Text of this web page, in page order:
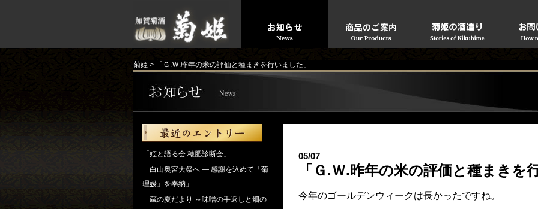
菊姫 > 「Ｇ.Ｗ.昨年の米の評価と種まきを行いました」
05/07
「Ｇ.Ｗ.昨年の米の評価と種まきを
今年のゴールデンウィークは長かったですね。
「姫と語る会 穂肥診断会」
「白山奥宮大祭へ ― 感謝を込めて「菊
理媛」を奉納」
「蔵の夏だより ～味噌の手返しと畑の